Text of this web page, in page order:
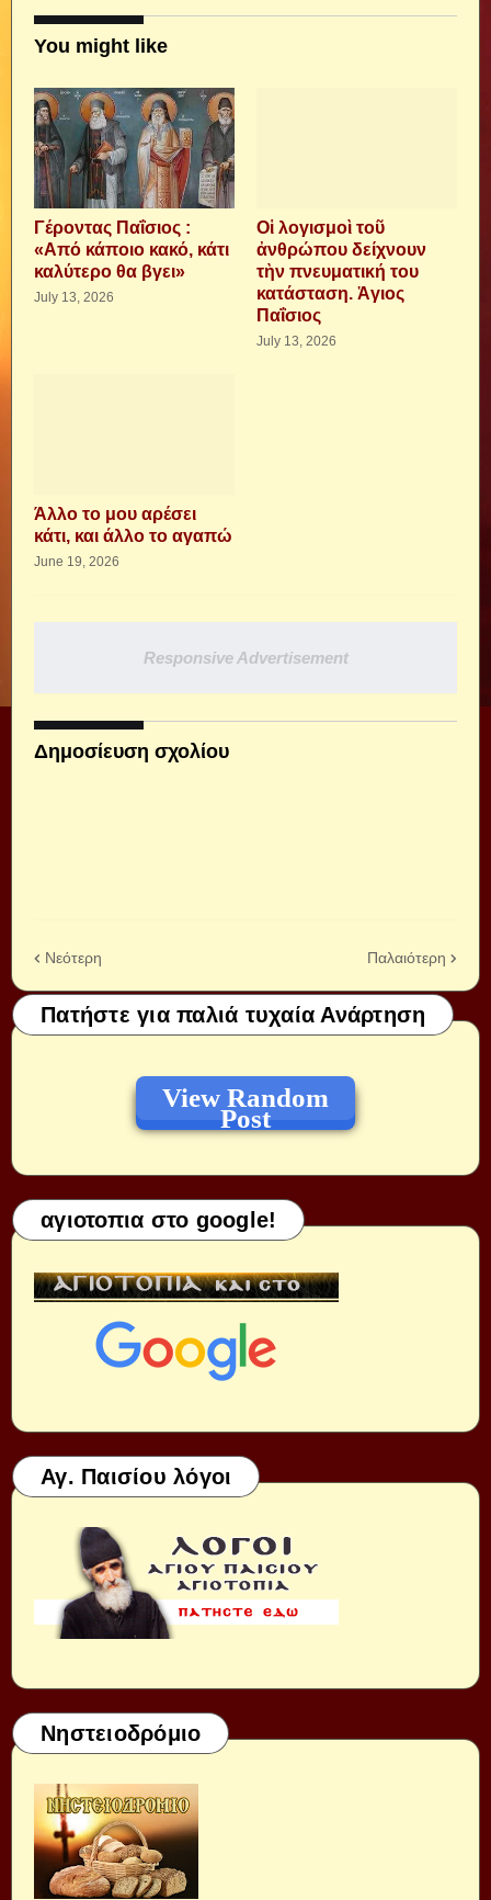
You might like
Γέροντας Παΐσιος :
«Από κάποιο κακό, κάτι
καλύτερο θα βγει»
July 13, 2026
Οἱ λογισμοὶ τοῦ
ἀνθρώπου δείχνουν
τὴν πνευματική του
κατάσταση. Ἁγιος
Παΐσιος
July 13, 2026
Άλλο το μου αρέσει
κάτι, και άλλο το αγαπώ
June 19, 2026
Responsive Advertisement
Δημοσίευση σχολίου
Νεότερη Παλαιότερη
Πατήστε για παλιά τυχαία Ανάρτηση
View Random
Post
αγιοτοπια στο google!
Αγ. Παισίου λόγοι
Νηστειοδρόμιο